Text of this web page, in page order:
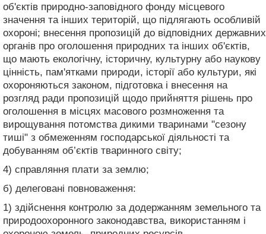
об'єктів природно-заповідного фонду місцевого
значення та інших територій, що підлягають особливій
охороні; внесення пропозицій до відповідних державних
органів про оголошення природних та інших об'єктів,
що мають екологічну, історичну, культурну або наукову
цінність, пам'ятками природи, історії або культури, які
охороняються законом, підготовка і внесення на
розгляд ради пропозицій щодо прийняття рішень про
оголошення в місцях масового розмноження та
вирощування потомства дикими тваринами "сезону
тиші" з обмеженням господарської діяльності та
добуванням об’єктів тваринного світу;
4) справляння плати за землю;
б) делеговані повноваження:
1) здійснення контролю за додержанням земельного та
природоохоронного законодавства, використанням і